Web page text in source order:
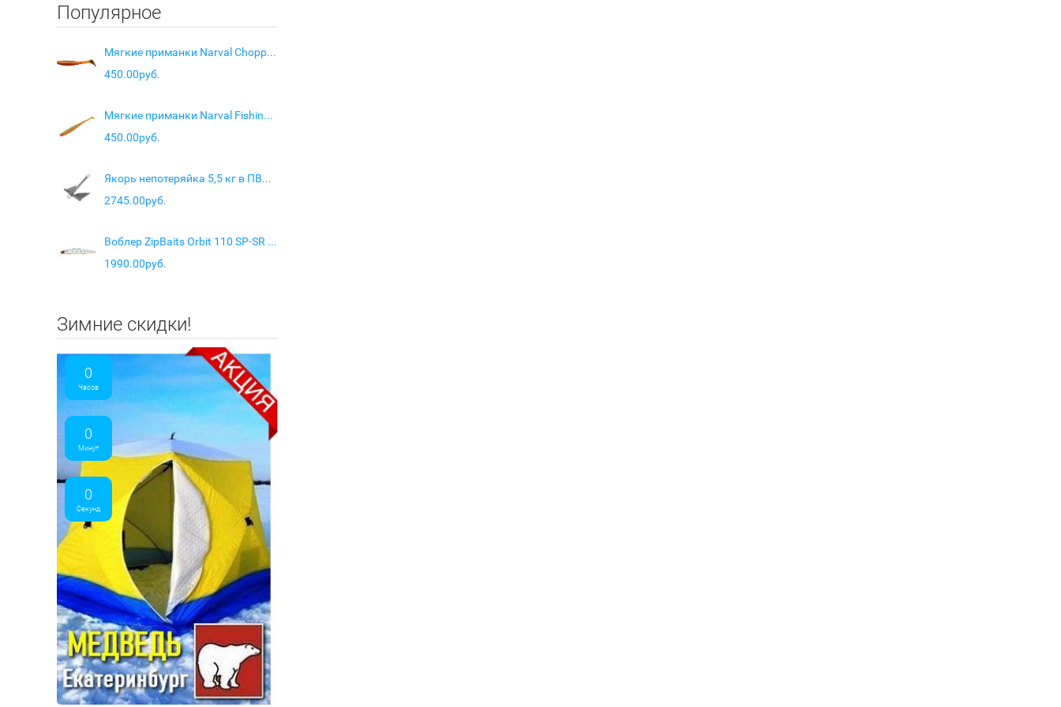
Популярное
Мягкие приманки Narval Choppy Tail 12cm #005-Magic Motoroil
450.00руб.
Мягкие приманки Narval Fishing Skinny 08cm #005-Magic Motoroil
450.00руб.
Якорь непотеряйка 5,5 кг в ПВХ чехле
2745.00руб.
Воблер ZipBaits Orbit 110 SP-SR цв. 316
1990.00руб.
Зимние скидки!
0
Часов
0
Минут
0
Секунд